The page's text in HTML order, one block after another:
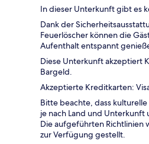
In dieser Unterkunft gibt es
Dank der
Feuerlöscher können die
Aufenthalt entspannt
Diese Unterkunft akzeptiert
Bargeld.
Akzeptierte Kreditkarten:
Bitte beachte, dass
je nach Land und Unterkunft
Die aufgeführten
zur Verfügung gestellt.